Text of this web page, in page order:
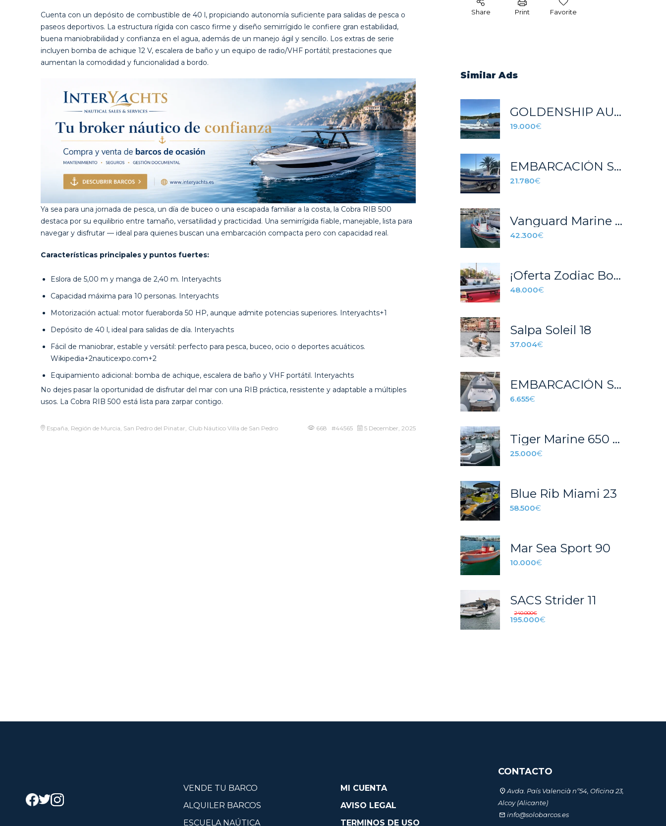
Cuenta con un depósito de combustible de 40 l, propiciando autonomía suficiente para salidas de pesca o
paseos deportivos. La estructura rígida con casco firme y diseño semirrígido le confiere gran estabilidad,
buena maniobrabilidad y confianza en el agua, además de un manejo ágil y sencillo. Los extras de serie
incluyen bomba de achique 12 V, escalera de baño y un equipo de radio/VHF portátil; prestaciones que
aumentan la comodidad y funcionalidad a bordo.
Ya sea para una jornada de pesca, un día de buceo o una escapada familiar a la costa, la Cobra RIB 500
destaca por su equilibrio entre tamaño, versatilidad y practicidad. Una semirrígida fiable, manejable, lista para
navegar y disfrutar — ideal para quienes buscan una embarcación compacta pero con capacidad real.
Características principales y puntos fuertes:
Eslora de 5,00 m y manga de 2,40 m. Interyachts
Capacidad máxima para 10 personas. Interyachts
Motorización actual: motor fueraborda 50 HP, aunque admite potencias superiores. Interyachts+1
Depósito de 40 l, ideal para salidas de día. Interyachts
Fácil de maniobrar, estable y versátil: perfecto para pesca, buceo, ocio o deportes acuáticos.
Wikipedia+2nauticexpo.com+2
Equipamiento adicional: bomba de achique, escalera de baño y VHF portátil. Interyachts
No dejes pasar la oportunidad de disfrutar del mar con una RIB práctica, resistente y adaptable a múltiples
usos. La Cobra RIB 500 está lista para zarpar contigo.
España, Región de Murcia, San Pedro del Pinatar, Club Náutico Villa de San Pedro 668 #44565 5 December, 2025
Share Print Favorite
Similar Ads
GOLDENSHIP AURA 520 2025
19.000€
EMBARCACIÓN SEMIRRIGIDA AZURA 600 LUXURY
21.780€
Vanguard Marine DR 660
42.300€
¡Oferta Zodiac Bombard 700 explorer! Última Unidad
48.000€
Salpa Soleil 18
37.004€
EMBARCACIÓN SEMIRRIGIDA AZURA 390 GRIS
6.655€
Tiger Marine 650 Open
25.000€
Blue Rib Miami 23
58.500€
Mar Sea Sport 90
10.000€
SACS Strider 11
240.000€
195.000€
VENDE TU BARCO
ALQUILER BARCOS
ESCUELA NAÚTICA
MI CUENTA
AVISO LEGAL
TERMINOS DE USO
CONTACTO
Avda. País Valencià nº54, Oficina 23,
Alcoy (Alicante)
info@solobarcos.es